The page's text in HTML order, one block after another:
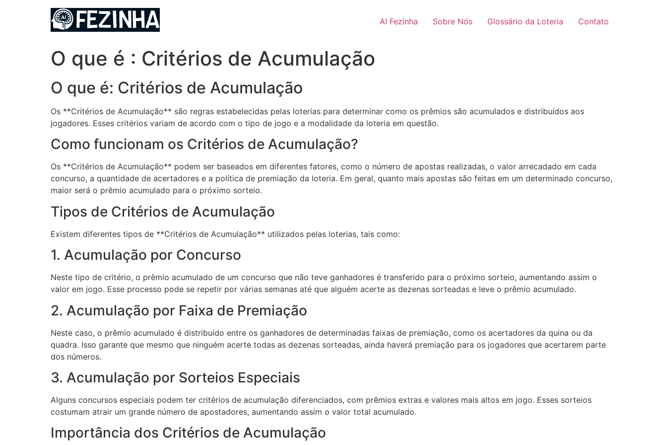
AI Fezinha Sobre Nós Glossário da Loteria Contato
O que é : Critérios de Acumulação
O que é: Critérios de Acumulação
Os **Critérios de Acumulação** são regras estabelecidas pelas loterias para determinar como os prêmios são acumulados e distribuídos aos
jogadores. Esses critérios variam de acordo com o tipo de jogo e a modalidade da loteria em questão.
Como funcionam os Critérios de Acumulação?
Os **Critérios de Acumulação** podem ser baseados em diferentes fatores, como o número de apostas realizadas, o valor arrecadado em cada
concurso, a quantidade de acertadores e a política de premiação da loteria. Em geral, quanto mais apostas são feitas em um determinado concurso,
maior será o prêmio acumulado para o próximo sorteio.
Tipos de Critérios de Acumulação
Existem diferentes tipos de **Critérios de Acumulação** utilizados pelas loterias, tais como:
1. Acumulação por Concurso
Neste tipo de critério, o prêmio acumulado de um concurso que não teve ganhadores é transferido para o próximo sorteio, aumentando assim o
valor em jogo. Esse processo pode se repetir por várias semanas até que alguém acerte as dezenas sorteadas e leve o prêmio acumulado.
2. Acumulação por Faixa de Premiação
Neste caso, o prêmio acumulado é distribuído entre os ganhadores de determinadas faixas de premiação, como os acertadores da quina ou da
quadra. Isso garante que mesmo que ninguém acerte todas as dezenas sorteadas, ainda haverá premiação para os jogadores que acertarem parte
dos números.
3. Acumulação por Sorteios Especiais
Alguns concursos especiais podem ter critérios de acumulação diferenciados, com prêmios extras e valores mais altos em jogo. Esses sorteios
costumam atrair um grande número de apostadores, aumentando assim o valor total acumulado.
Importância dos Critérios de Acumulação